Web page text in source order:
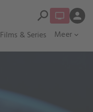
Films & Series Meer expand_more
search person